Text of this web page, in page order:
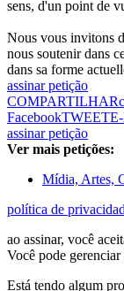
sens, d'un point de
Nous vous invitons
nous soutenir dans
dans sa forme
assinar petição
COMPARTILHAR
FacebookTWEET
assinar petição
Ver mais petições:
Mídia, Artes,
política de
ao assinar, você
Você pode gerenciar
Está tendo algum